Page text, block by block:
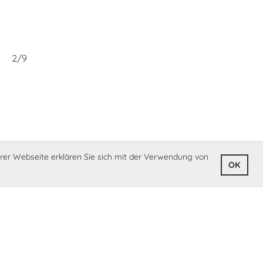
Webseite erklären Sie sich mit der Verwendung von
OK
2/9